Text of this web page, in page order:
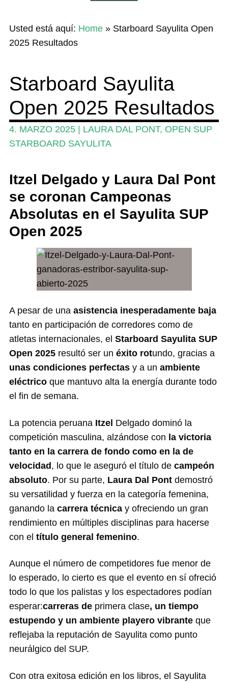
Wing y Foil
Guia
Revistas
Mi cuenta
Usted está aquí: Home» Starboard Sayulita Open
2025 Resultados
Starboard Sayulita
Open 2025 Resultados
4. MARZO 2025| LAURA DAL PONT, OPEN SUP
STARBOARD SAYULITA
Itzel Delgado y Laura Dal Pont
se coronan Campeonas
Absolutas en el Sayulita SUP
Open 2025
A pesar de una asistencia inesperadamente baja
tanto en participación de corredores como de
atletas internacionales, el Starboard Sayulita SUP
Open 2025resultó ser un éxito rotundo, gracias a
unas condiciones perfectasy a un ambiente
eléctricoque mantuvo alta la energía durante todo
el fin de semana.
La potencia peruana Itzel Delgado dominó la
competición masculina, alzándose con la victoria
tanto en la carrera de fondo como en la de
velocidad, lo que le aseguró el título de campeón
absoluto. Por su parte, Laura Dal Pontdemostró
su versatilidad y fuerza en la categoría femenina,
ganando la carrera técnicay ofreciendo un gran
rendimiento en múltiples disciplinas para hacerse
con el título general femenino.
Aunque el número de competidores fue menor de
lo esperado, lo cierto es que el evento en sí ofreció
todo lo que los palistas y los espectadores podían
esperar:carreras deprimera clase, un tiempo
estupendo y un ambiente playero vibranteque
reflejaba la reputación de Sayulita como punto
neurálgico del SUP.
Con otra exitosa edición en los libros, el Sayulita